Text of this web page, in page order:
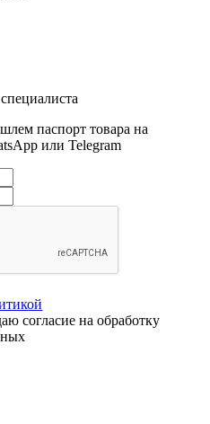
паспорт товара на
или Telegram
согласие на обработку